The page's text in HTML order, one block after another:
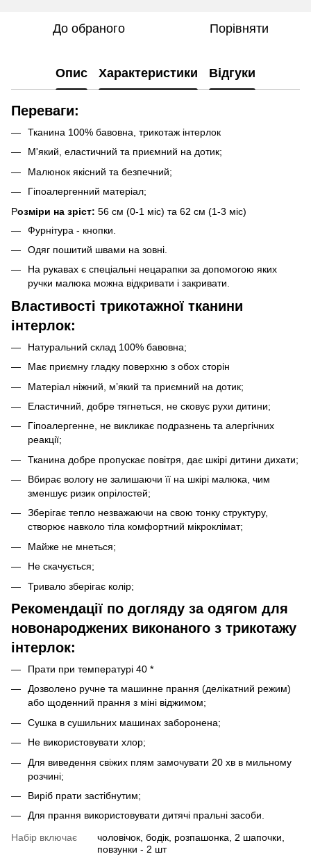
До обраного Порівняти
Опис Характеристики Відгуки
Переваги:
Тканина 100% бавовна, трикотаж інтерлок
М'який, еластичний та приємний на дотик;
Малюнок якісний та безпечний;
Гіпоалергенний матеріал;
Розміри на зріст: 56 см (0-1 міс) та 62 см (1-3 міс)
Фурнітура - кнопки.
Одяг пошитий швами на зовні.
На рукавах є спеціальні нецарапки за допомогою яких
ручки малюка можна відкривати і закривати.
Властивості трикотажної тканини
інтерлок:
Натуральний склад 100% бавовна;
Має приємну гладку поверхню з обох сторін
Матеріал ніжний, м’який та приємний на дотик;
Еластичний, добре тягнеться, не сковує рухи дитини;
Гіпоалергенне, не викликає подразнень та алергічних
реакції;
Тканина добре пропускає повітря, дає шкірі дитини дихати;
Вбирає вологу не залишаючи її на шкірі малюка, чим
зменшує ризик опрілостей;
Зберігає тепло незважаючи на свою тонку структуру,
створює навколо тіла комфортний мікроклімат;
Майже не мнеться;
Не скачується;
Тривало зберігає колір;
Рекомендації по догляду за одягом для
новонароджених виконаного з трикотажу
інтерлок:
Прати при температурі 40 *
Дозволено ручне та машинне прання (делікатний режим)
або щоденний прання з міні віджимом;
Сушка в сушильних машинах заборонена;
Не використовувати хлор;
Для виведення свіжих плям замочувати 20 хв в мильному
розчині;
Виріб прати застібнутим;
Для прання використовувати дитячі пральні засоби.
Набір включає
чоловічок, бодік, розпашонка, 2 шапочки,
повзунки - 2 шт